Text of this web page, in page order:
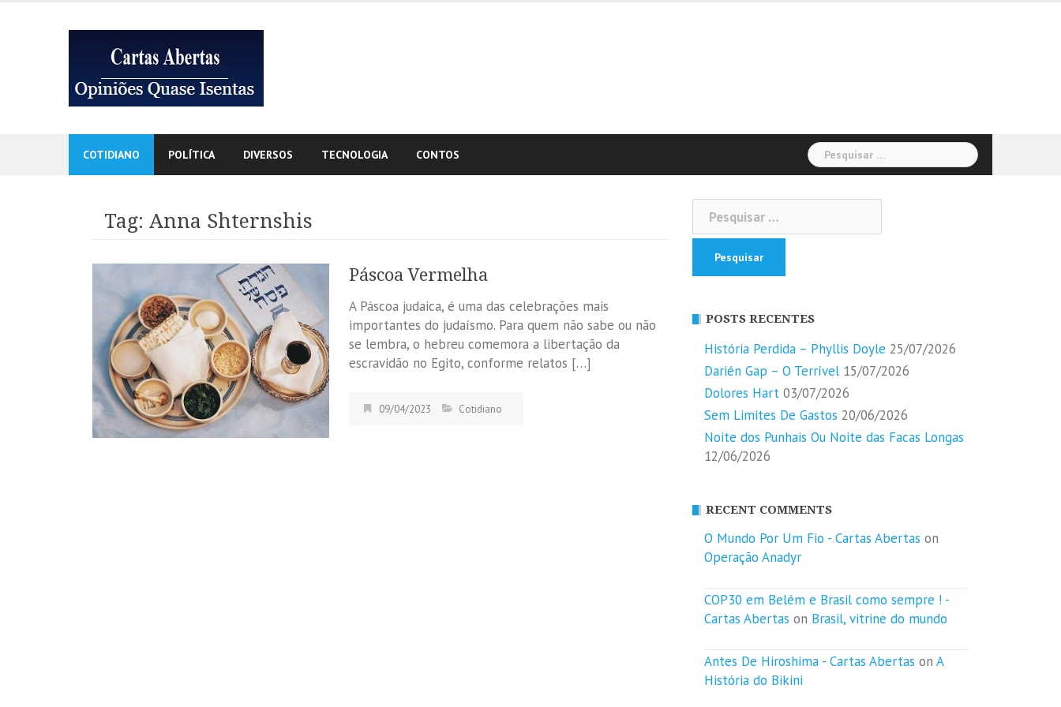
COTIDIANO POLÍTICA DIVERSOS TECNOLOGIA CONTOS
Pesquisar
por:
Tag: Anna Shternshis
Páscoa Vermelha
A Páscoa judaica, é uma das celebrações mais
importantes do judaísmo. Para quem não sabe ou não
se lembra, o hebreu comemora a libertação da
escravidão no Egito, conforme relatos […]
09/04/2023 Cotidiano
por:
POSTS RECENTES
História Perdida – Phyllis Doyle 25/07/2026
Darién Gap – O Terrível 15/07/2026
Dolores Hart 03/07/2026
Sem Limites De Gastos 20/06/2026
Noite dos Punhais Ou Noite das Facas Longas
12/06/2026
RECENT COMMENTS
O Mundo Por Um Fio - Cartas Abertas on
Operação Anadyr
COP30 em Belém e Brasil como sempre ! -
Cartas Abertas on Brasil, vitrine do mundo
Antes De Hiroshima - Cartas Abertas on A
História do Bikini